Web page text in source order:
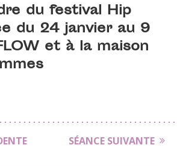
du festival Hip
du 24 janvier au 9
et à la maison
SÉANCE SUIVANTE